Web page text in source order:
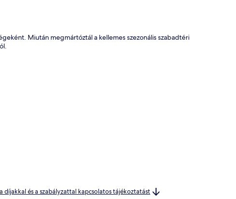
Miután megmártóztál a kellemes szezonális szabadtéri
díjakkal és a szabályzattal kapcsolatos tájékoztatást